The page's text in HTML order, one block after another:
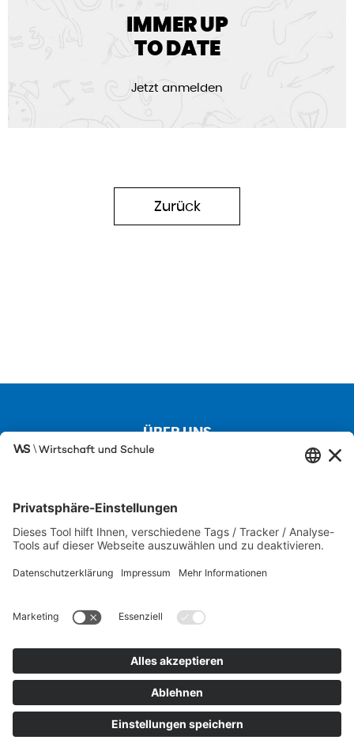
IMMER UP
TO DATE
Jetzt anmelden
Zurück
ÜBER UNS
Über uns
Besuchen Sie auch unsere Partnerseiten
FIT FÜR DIE WIRTSCHAFT
Datenschutz